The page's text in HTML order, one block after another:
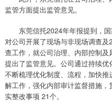
监管方面提出监管意见。
东莞信托2024年年报提到，国
对公司开展了现场与非现场调查
查工作，就公司治理、内部控制
提出了监管意见。公司通过持续优
不断梳理优化制度、流程，加快
解工作，强化内部审计监督措施
实整改事项 21个。